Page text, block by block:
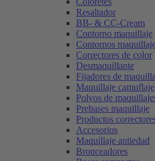
Resaltador
BB- & CC-Cream
Contorno maquillaje
Contornos
Correctores de color
Desmaquillante
Fijadores de
Maquillaje camuflaje
Polvos de
Prebases maquillaje
Productos
Accesorios
Maquillaje antiedad
Bronceadores